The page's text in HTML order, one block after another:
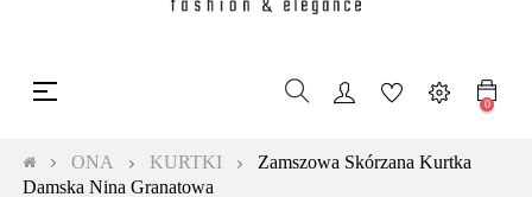
Toggle
navigation
☰
0
ONA KURTKI
Zamszowa Skórzana Kurtka
Damska Nina Granatowa